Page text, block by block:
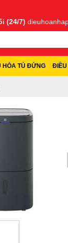
(24/7)
HÒA TỦ ĐỨNG ĐIỀU